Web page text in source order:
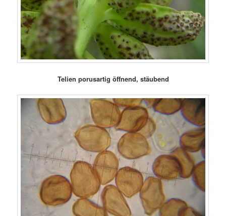
Telien porusartig öffnend, stäubend